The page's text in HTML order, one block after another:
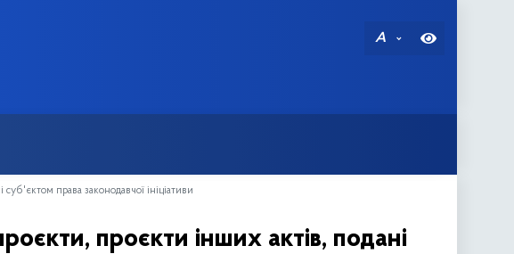
A
права законодавчої ініціативи
проєкти інших актів, подані